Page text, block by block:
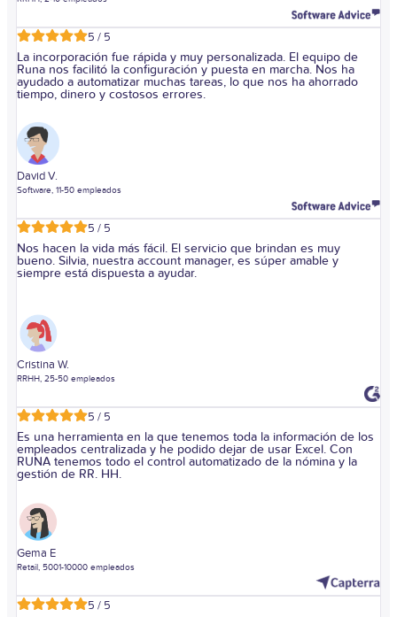
5 / 5
La incorporación fue rápida y muy personalizada. El equipo de
Runa nos facilitó la configuración y puesta en marcha. Nos ha
ayudado a automatizar muchas tareas, lo que nos ha ahorrado
tiempo, dinero y costosos errores.
David V.
Software, 11-50 empleados
5 / 5
Nos hacen la vida más fácil. El servicio que brindan es muy
bueno. Silvia, nuestra account manager, es súper amable y
siempre está dispuesta a ayudar.
Cristina W.
RRHH, 25-50 empleados
5 / 5
Es una herramienta en la que tenemos toda la información de los
empleados centralizada y he podido dejar de usar Excel. Con
RUNA tenemos todo el control automatizado de la nómina y la
gestión de RR. HH.
Gema E
Retail, 5001-10000 empleados
5 / 5